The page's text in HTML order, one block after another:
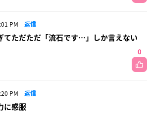
PM 返信
てただただ「流石です…」しか言えない
0
PM 返信
に感服